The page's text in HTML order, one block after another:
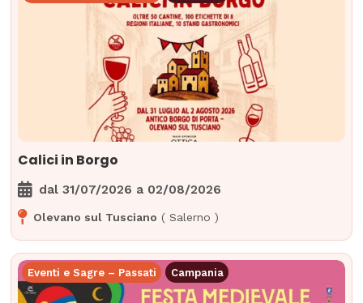
Calici in Borgo
dal31/07/2026 a 02/08/2026
Olevano sul Tusciano (Salerno )
Eventi e Sagre – Passati Campania